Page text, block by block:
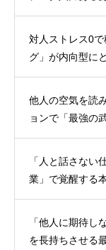
対人ストレス0
グ」が内向型に
他人の空気を読
ョンで「最強の
「人と話さない
業」で覚醒する
「他人に期待し
を長持ちさせる